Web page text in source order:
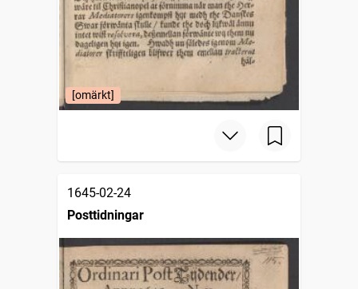
[omärkt]
1645-02-24
Posttidningar